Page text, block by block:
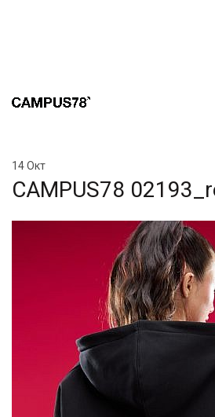
14Окт
CAMPUS78